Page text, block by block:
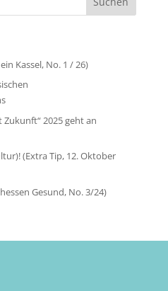
Kassel, No. 1 / 26)
2025 geht an
(Extra Tip, 12. Oktober
Gesund, No. 3/24)